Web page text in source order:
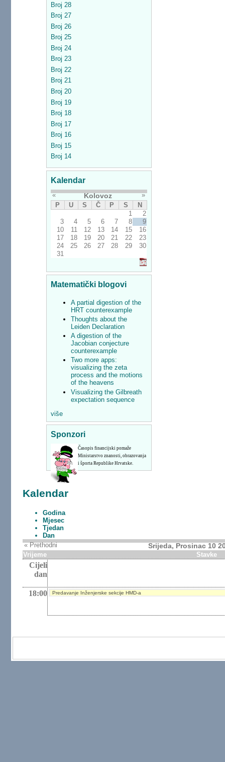
Broj 28
Broj 27
Broj 26
Broj 25
Broj 24
Broj 23
Broj 22
Broj 21
Broj 20
Broj 19
Broj 18
Broj 17
Broj 16
Broj 15
Broj 14
Kalendar
« Kolovoz
»
P
U S Č P S
N
1
2
3
4 5 6 7 8
9
10
11 12 13 14 15
16
17
18 19 20 21 22
23
24
25 26 27 28 29
30
31
Matematički blogovi
A partial digestion of the
HRT counterexample
Thoughts about the
Leiden Declaration
A digestion of the
Jacobian conjecture
counterexample
Two more apps:
visualizing the zeta
process and the motions
of the heavens
Visualizing the Gilbreath
expectation sequence
više
Sponzori
Časopis financijski pomaže
Ministarstvo znanosti, obrazovanja
i športa Republike Hrvatske.
Kalendar
Godina
Mjesec
Tjedan
Dan
« Prethodni
Srijeda, Prosinac 10
Vrijeme Stavke
Cijeli
dan
18:00 Predavanje Inženjerske sekcije HMD-a